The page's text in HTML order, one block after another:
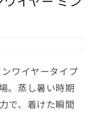
ワイヤータイプ
。蒸し暑い時期
で、着けた瞬間